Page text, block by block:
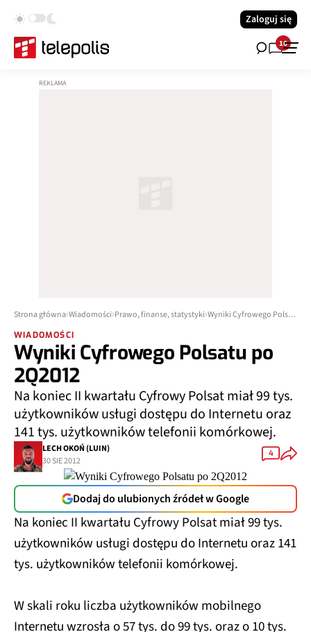
Zaloguj się
16
Strona główna Wiadomości Prawo, finanse, statystyki Wyniki Cyfrowego Polsatu po 2Q2012
WIADOMOŚCI
Wyniki Cyfrowego Polsatu po
2Q2012
Na koniec II kwartału Cyfrowy Polsat miał 99 tys.
użytkowników usługi dostępu do Internetu oraz
141 tys. użytkowników telefonii komórkowej.
LECH OKOŃ (LUIN)
30 SIE 2012
4
Dodaj do ulubionych źródeł w Google
Na koniec II kwartału Cyfrowy Polsat miał 99 tys.
użytkowników usługi dostępu do Internetu oraz 141
tys. użytkowników telefonii komórkowej.
W skali roku liczba użytkowników mobilnego
Internetu wzrosła o 57 tys. do 99 tys. oraz o 10 tys.